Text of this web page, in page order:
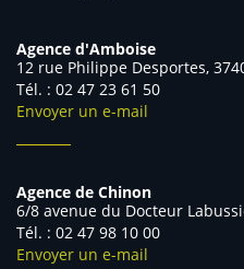
Agence d'Amboise
12 rue Philippe Desportes,
Tél. : 02 47 23 61 50
Envoyer un e-mail
Agence de Chinon
6/8 avenue du Docteur
Tél. : 02 47 98 10 00
Envoyer un e-mail